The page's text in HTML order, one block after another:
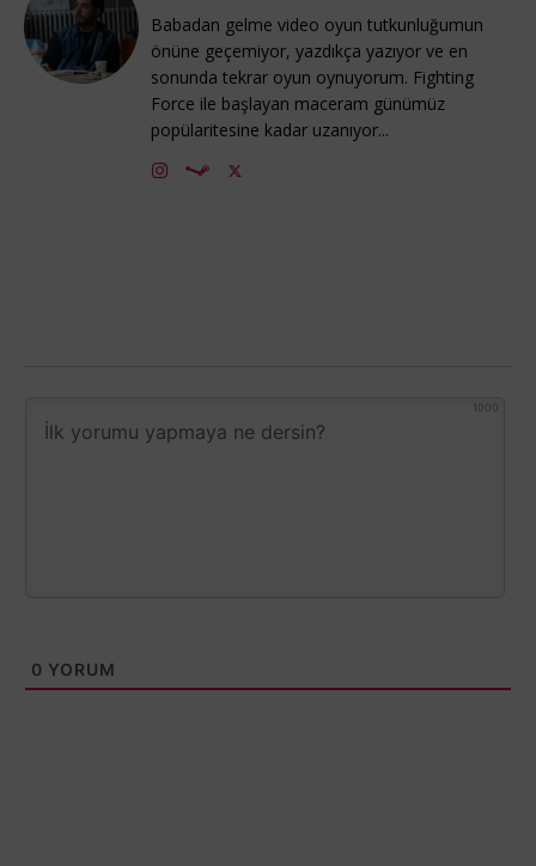
Babadan gelme video oyun tutkunluğumun
önüne geçemiyor, yazdıkça yazıyor ve en
sonunda tekrar oyun oynuyorum. Fighting
Force ile başlayan maceram günümüz
popülaritesine kadar uzanıyor...
1000
0 YORUM